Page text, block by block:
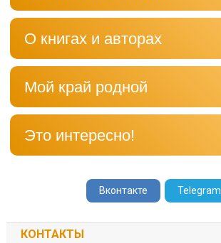
О книгах и авторах
Мой край родной
Это интересно!
Вконтакте Telegram
КОНТАКТЫ